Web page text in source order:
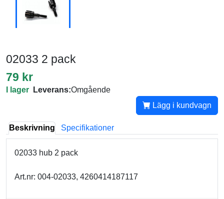
02033 2 pack
79 kr
I lager Leverans:Omgående
Lägg i kundvagn
Beskrivning Specifikationer
02033 hub 2 pack
Art.nr: 004-02033, 4260414187117